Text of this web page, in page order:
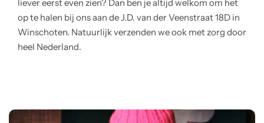
liever eerst even zien? Dan ben je altijd welkom om het
op te halen bij ons aan de J.D. van der Veenstraat 18D in
Winschoten. Natuurlijk verzenden we ook met zorg door
heel Nederland.